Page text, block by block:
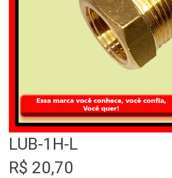
LUB-1H-L
R$ 20,70